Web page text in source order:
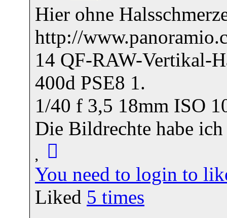
Hier ohne
http://
14 QF-RAW-Vertikal-
400d PSE8 1.
1/40 f 3,5 18mm ISO
Die Bildrechte habe
You need to login to
Liked 5 times